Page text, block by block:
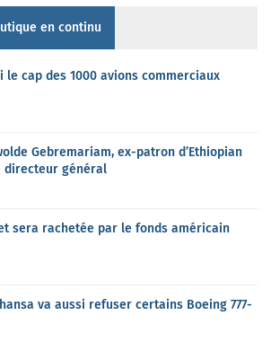
en continu
cap des 1000 avions commerciaux
Gebremariam, ex-patron d’Ethiopian
directeur général
sera rachetée par le fonds américain
va aussi refuser certains Boeing 777-